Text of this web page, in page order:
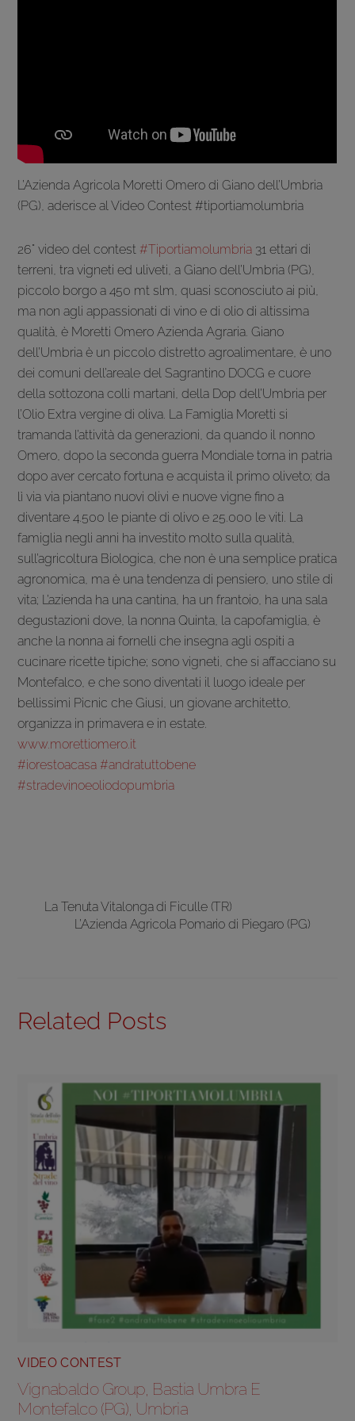
L’Azienda Agricola Moretti Omero di Giano dell’Umbria
(PG), aderisce al Video Contest #tiportiamolumbria
26° video del contest #Tiportiamolumbria 31 ettari di
terreni, tra vigneti ed uliveti, a Giano dell’Umbria (PG),
piccolo borgo a 450 mt slm, quasi sconosciuto ai più,
ma non agli appassionati di vino e di olio di altissima
qualità, è Moretti Omero Azienda Agraria. Giano
dell’Umbria è un piccolo distretto agroalimentare, è uno
dei comuni dell’areale del Sagrantino DOCG e cuore
della sottozona colli martani, della Dop dell’Umbria per
l’Olio Extra vergine di oliva. La Famiglia Moretti si
tramanda l’attività da generazioni, da quando il nonno
Omero, dopo la seconda guerra Mondiale torna in patria
dopo aver cercato fortuna e acquista il primo oliveto; da
lì via via piantano nuovi olivi e nuove vigne fino a
diventare 4.500 le piante di olivo e 25.000 le viti. La
famiglia negli anni ha investito molto sulla qualità,
sull’agricoltura Biologica, che non è una semplice pratica
agronomica, ma è una tendenza di pensiero, uno stile di
vita; L’azienda ha una cantina, ha un frantoio, ha una sala
degustazioni dove, la nonna Quinta, la capofamiglia, è
anche la nonna ai fornelli che insegna agli ospiti a
cucinare ricette tipiche; sono vigneti, che si affacciano su
Montefalco, e che sono diventati il luogo ideale per
bellissimi Picnic che Giusi, un giovane architetto,
organizza in primavera e in estate.
www.morettiomero.it
#iorestoacasa #andratuttobene
#stradevinoeoliodopumbria
La Tenuta Vitalonga di Ficulle (TR)
L’Azienda Agricola Pomario di Piegaro (PG)
Related Posts
VIDEO CONTEST
Vignabaldo Group, Bastia Umbra E
Montefalco (PG), Umbria